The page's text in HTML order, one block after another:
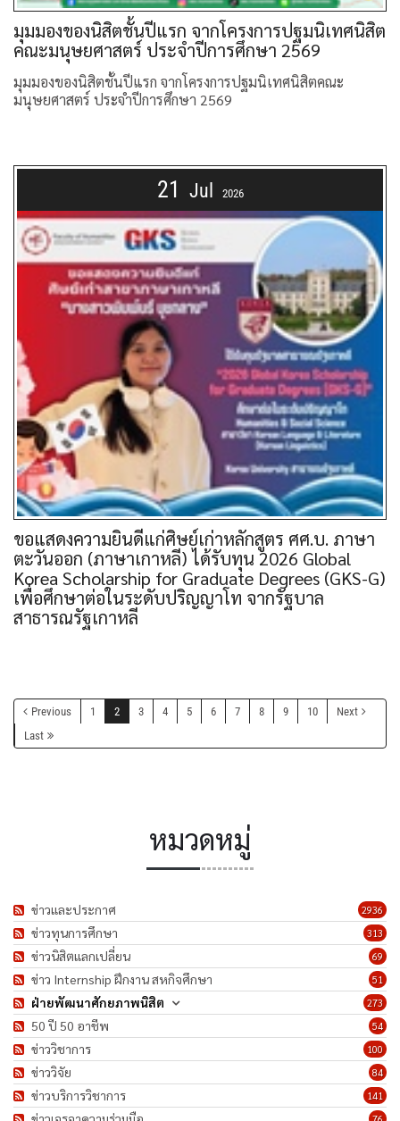
มุมมองของนิสิตชั้นปีแรก จากโครงการปฐมนิเทศนิสิต
คณะมนุษยศาสตร์ ประจำปีการศึกษา 2569
มุมมองของนิสิตชั้นปีแรก จากโครงการปฐมนิเทศนิสิตคณะ
มนุษยศาสตร์ ประจำปีการศึกษา 2569
21 Jul 2026
ขอแสดงความยินดีแก่ศิษย์เก่าหลักสูตร ศศ.บ. ภาษา
ตะวันออก (ภาษาเกาหลี) ได้รับทุน 2026 Global
Korea Scholarship for Graduate Degrees (GKS-G)
เพื่อศึกษาต่อในระดับปริญญาโท จากรัฐบาล
สาธารณรัฐเกาหลี
Previous 1 2 3 4 5 6 7 8 9 10
Next
Last
หมวดหมู่
2936
ข่าวและประกาศ
313
ข่าวทุนการศึกษา
69
ข่าวนิสิตแลกเปลี่ยน
51
ข่าว Internship ฝึกงาน สหกิจศึกษา
273
ฝ่ายพัฒนาศักยภาพนิสิต
54
50 ปี 50 อาชีพ
100
ข่าววิชาการ
84
ข่าววิจัย
141
ข่าวบริการวิชาการ